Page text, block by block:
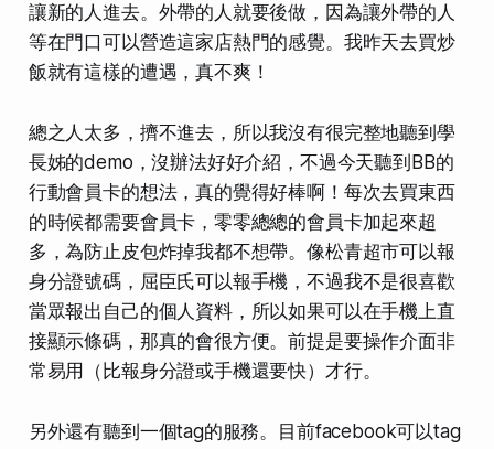
讓新的人進去。外帶的人就要後做，因為讓外帶的人
等在門口可以營造這家店熱門的感覺。我昨天去買炒
飯就有這樣的遭遇，真不爽！
總之人太多，擠不進去，所以我沒有很完整地聽到學
長姊的demo，沒辦法好好介紹，不過今天聽到BB的
行動會員卡的想法，真的覺得好棒啊！每次去買東西
的時候都需要會員卡，零零總總的會員卡加起來超
多，為防止皮包炸掉我都不想帶。像松青超市可以報
身分證號碼，屈臣氏可以報手機，不過我不是很喜歡
當眾報出自己的個人資料，所以如果可以在手機上直
接顯示條碼，那真的會很方便。前提是要操作介面非
常易用（比報身分證或手機還要快）才行。
另外還有聽到一個tag的服務。目前facebook可以tag